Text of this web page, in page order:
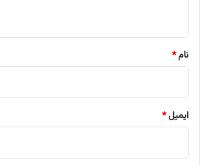
نام*
ایمیل*